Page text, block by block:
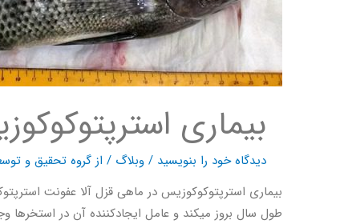
بیماری
دیدگاه‌ خود را بنویسید / وبلاگ / از گروه تحقیق و
بیماری استرپتوکوکوزیس در ماهی قزل آلا عفونت
طول سال بروز میکند و عامل ایجادکننده آن در استخرها